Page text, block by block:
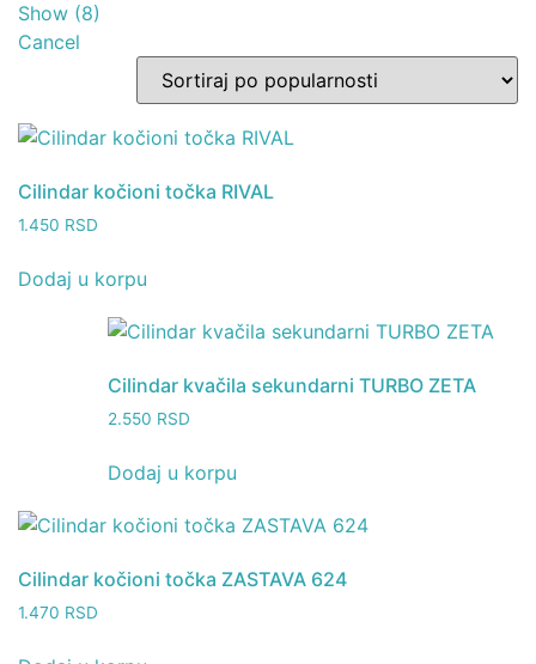
Show (8)
Cancel
Cilindar kočioni točka RIVAL
1.450 RSD
Dodaj u korpu
Cilindar kvačila sekundarni TURBO ZETA
2.550 RSD
Dodaj u korpu
Cilindar kočioni točka ZASTAVA 624
1.470 RSD